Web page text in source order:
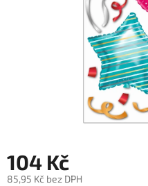
104 Kč
85,95 Kč bez DPH